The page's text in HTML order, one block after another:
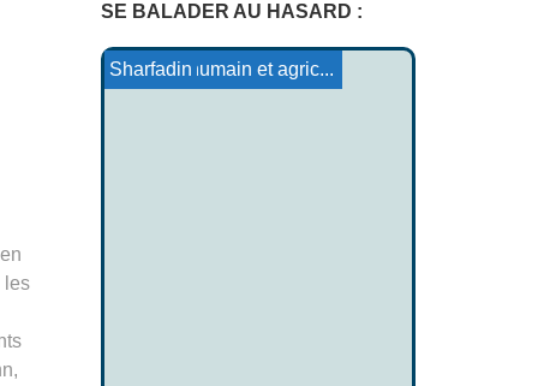
les
SE BALADER AU HASARD :
La Courtise de Luaine et ...
Le pape Saint Lin
La Prise du Sid
Le jeune écolier
La Courtise de Treblainne
Sacrifice humain et agric...
Sharfadin